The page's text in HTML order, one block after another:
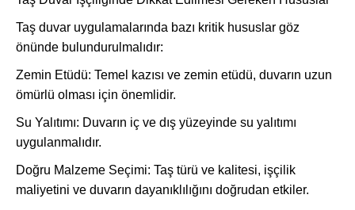
Taş duvar uygulamalarında bazı kritik hususlar göz
önünde bulundurulmalıdır:
Zemin Etüdü: Temel kazısı ve zemin etüdü, duvarın uzun
ömürlü olması için önemlidir.
Su Yalıtımı: Duvarın iç ve dış yüzeyinde su yalıtımı
uygulanmalıdır.
Doğru Malzeme Seçimi: Taş türü ve kalitesi, işçilik
maliyetini ve duvarın dayanıklılığını doğrudan etkiler.